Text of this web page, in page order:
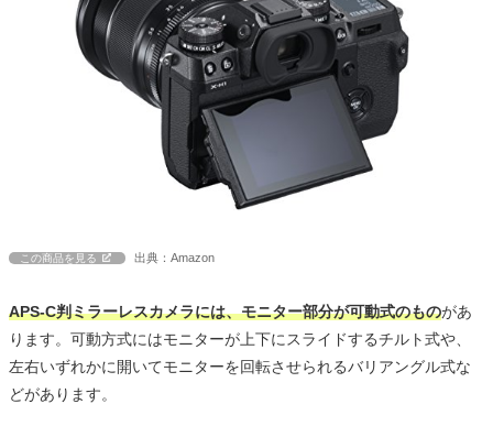
この商品を見る 出典：Amazon
APS-C判ミラーレスカメラには、モニター部分が可動式のものがあ
ります。可動方式にはモニターが上下にスライドするチルト式や、
左右いずれかに開いてモニターを回転させられるバリアングル式な
どがあります。